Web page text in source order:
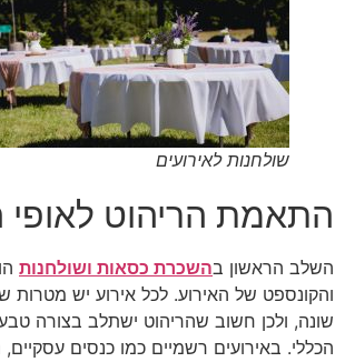
שולחנות לאירועים
התאמת הריהוט לאופי
השלב הראשון בהשכרת כסאות ושולחנות
והקונספט של האירוע. לכל אירוע יש מטרות
שונה, ולכן חשוב שהריהוט ישתלב בצורה
הכללי. באירועים רשמיים כמו כנסים